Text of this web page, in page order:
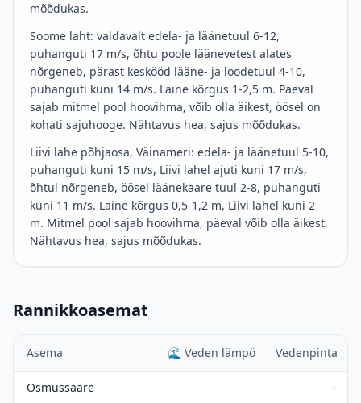
mõõdukas.
Soome laht: valdavalt edela- ja läänetuul 6-12,
puhanguti 17 m/s, õhtu poole läänevetest alates
nõrgeneb, pärast keskööd lääne- ja loodetuul 4-10,
puhanguti kuni 14 m/s. Laine kõrgus 1-2,5 m. Päeval
sajab mitmel pool hoovihma, võib olla äikest, öösel on
kohati sajuhooge. Nähtavus hea, sajus mõõdukas.
Liivi lahe põhjaosa, Väinameri: edela- ja läänetuul 5-10,
puhanguti kuni 15 m/s, Liivi lahel ajuti kuni 17 m/s,
õhtul nõrgeneb, öösel läänekaare tuul 2-8, puhanguti
kuni 11 m/s. Laine kõrgus 0,5-1,2 m, Liivi lahel kuni 2
m. Mitmel pool sajab hoovihma, päeval võib olla äikest.
Nähtavus hea, sajus mõõdukas.
Rannikkoasemat
Asema 🌊 Veden lämpö Vedenpinta
Osmussaare – –